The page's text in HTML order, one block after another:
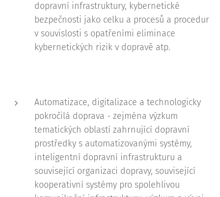
dopravní infrastruktury, kybernetické
bezpečnosti jako celku a procesů a procedur
v souvislosti s opatřeními eliminace
kybernetických rizik v dopravě atp.
Automatizace, digitalizace a technologicky
pokročilá doprava - zejména výzkum
tematických oblastí zahrnující dopravní
prostředky s automatizovanými systémy,
inteligentní dopravní infrastrukturu a
související organizaci dopravy, související
kooperativní systémy pro spolehlivou